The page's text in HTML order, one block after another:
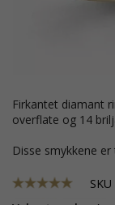
firkantet diamant ring i 14 karat gull og hvitt gull med blank
overflate og 14
Disse smykkene
SKU